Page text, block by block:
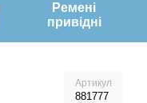
Ремені
привідні
Артикул
881777